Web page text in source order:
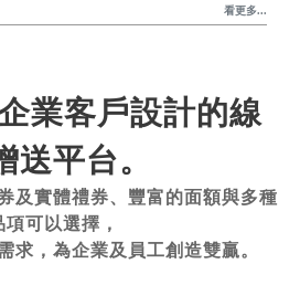
看更多...
業客戶設計的線
送平台。
及實體禮券、豐富的面額與多種
項可以選擇，
求，為企業及員工創造雙贏。